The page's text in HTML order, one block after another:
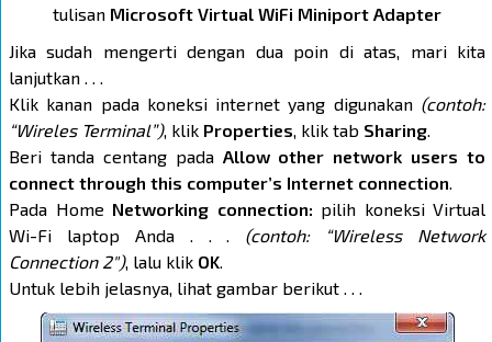
tulisan Microsoft Virtual WiFi Miniport Adapter
Jika sudah mengerti dengan dua poin di atas, mari kita
lanjutkan . . .
Klik kanan pada koneksi internet yang digunakan (contoh:
“Wireles Terminal”), klik Properties, klik tab Sharing.
Beri tanda centang pada Allow other network users to
connect through this computer’s Internet connection.
Pada Home Networking connection: pilih koneksi Virtual
Wi-Fi laptop Anda . . . (contoh: “Wireless Network
Connection 2″), lalu klik OK.
Untuk lebih jelasnya, lihat gambar berikut . . .